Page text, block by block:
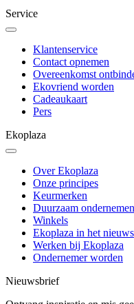
Service
Klantenservice
Contact opnemen
Overeenkomst
Ekovriend worden
Cadeaukaart
Pers
Ekoplaza
Over Ekoplaza
Onze principes
Keurmerken
Duurzaam ondernemen
Winkels
Ekoplaza in het nieuws
Werken bij Ekoplaza
Ondernemer worden
Nieuwsbrief